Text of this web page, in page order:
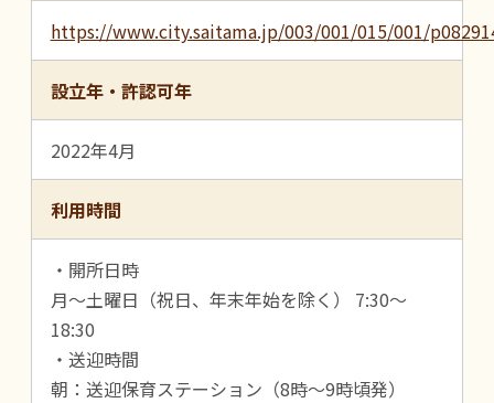
https://www.city.saitama.jp/003/001/015/001/
設立年・許認可年
2022年4月
利用時間
・開所日時
月～土曜日（祝日、年末年始を除く） 7:30～
18:30
・送迎時間
朝：送迎保育ステーション（8時～9時頃発）